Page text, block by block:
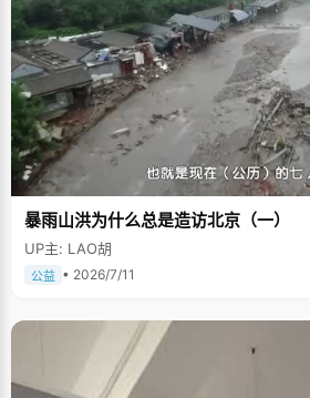
暴雨山洪为什么总是造访北京（一）
UP主: LAO胡
公益 • 2026/7/11